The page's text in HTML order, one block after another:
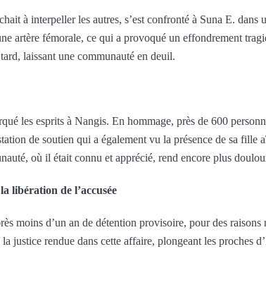
à interpeller les autres, s’est confronté à Suna E.
artère fémorale, ce qui a provoqué un effondrement
laissant une communauté en deuil.
les esprits à Nangis. En hommage, près de 600
de soutien qui a également vu la présence de sa fille
où il était connu et apprécié, rend encore plus
libération de l’accusée
moins d’un an de détention provisoire, pour des
justice rendue dans cette affaire, plongeant les proches